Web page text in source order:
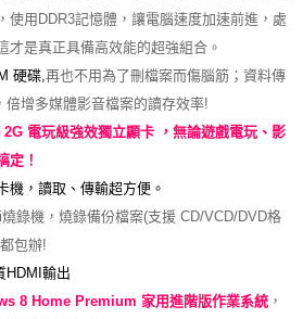
使用DDR3記憶體，讓電腦速度加速前進，處
才是真正具備高效能的超強組合。
硬碟, 再也不用為了刪檔案而傷腦筋；資料傳
倍增多媒體影音檔案的讀存效率!
電玩級強效獨立顯卡 ，無論遊戲電玩、影
定！
機，讀取、傳輸超方便。
錄機，燒錄備份檔案(支援 CD/VCD/DVD格
包辦!
HDMI輸出
8 Home Premium 家用進階版作業系統 ，